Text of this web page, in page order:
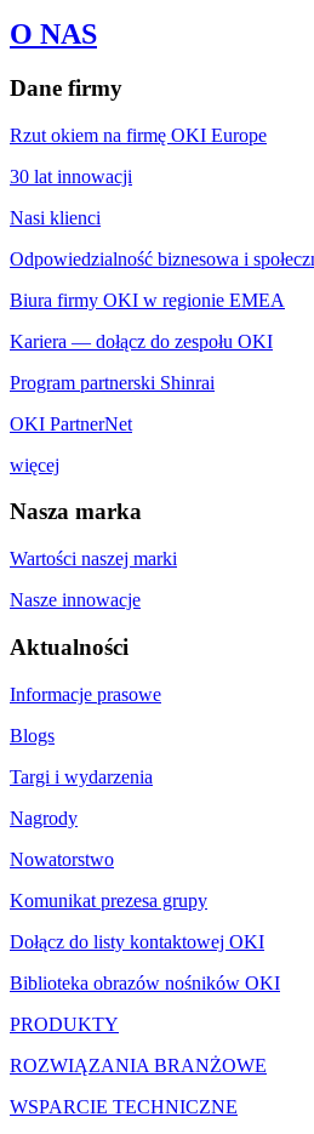
O NAS
Dane firmy
Rzut okiem na firmę OKI Europe
30 lat innowacji
Nasi klienci
Odpowiedzialność biznesowa i
Biura firmy OKI w regionie EMEA
Kariera — dołącz do zespołu OKI
Program partnerski Shinrai
OKI PartnerNet
więcej
Nasza marka
Wartości naszej marki
Nasze innowacje
Aktualności
Informacje prasowe
Blogs
Targi i wydarzenia
Nagrody
Nowatorstwo
Komunikat prezesa grupy
Dołącz do listy kontaktowej OKI
Biblioteka obrazów nośników OKI
PRODUKTY
ROZWIĄZANIA BRANŻOWE
WSPARCIE TECHNICZNE